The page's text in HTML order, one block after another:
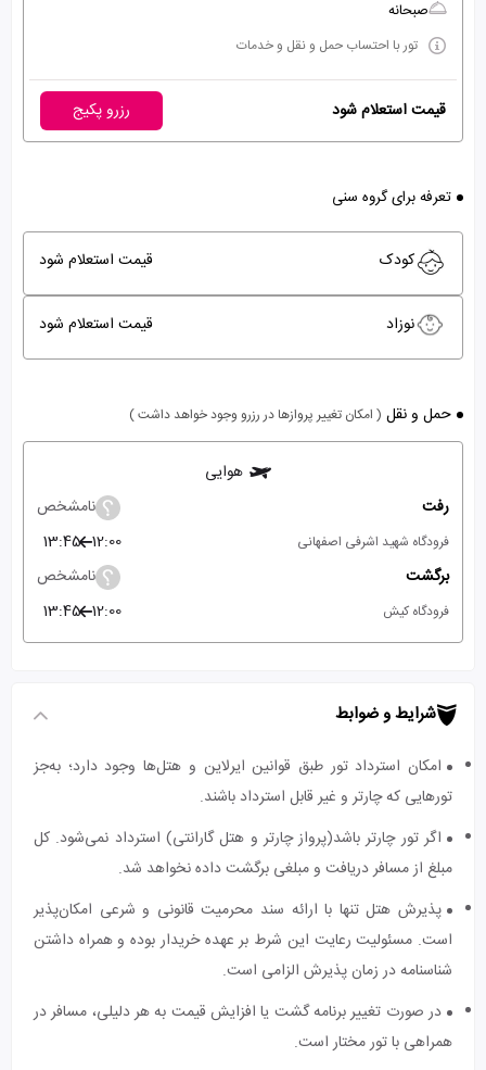
صبحانه
تور با احتساب حمل و نقل و خدمات
قیمت استعلام شود رزرو پکیج
تعرفه برای گروه سنی
کودک قیمت استعلام شود
نوزاد قیمت استعلام شود
حمل و نقل ( امکان تغییر پروازها در رزرو وجود خواهد داشت )
هوایی
رفت
نامشخص
فرودگاه شهید اشرفی اصفهانی 12:00
13:45
برگشت
نامشخص
فرودگاه کیش 12:00
13:45
شرایط و ضوابط
امکان استرداد تور طبق قوانین ایرلاین و هتل‌ها وجود دارد؛ به‌جز
تورهایی که چارتر و غیر قابل استرداد باشند.
اگر تور چارتر باشد(پرواز چارتر و هتل گارانتی) استرداد نمی‌شود. کل
مبلغ از مسافر دریافت و مبلغی برگشت داده نخواهد شد.
پذیرش هتل تنها با ارائه سند محرمیت قانونی و شرعی امکان‌پذیر
است. مسئولیت رعایت این شرط بر عهده خریدار بوده و همراه داشتن
شناسنامه در زمان پذیرش الزامی است.
در صورت تغییر برنامه گشت یا افزایش قیمت به هر دلیلی، مسافر در
همراهی با تور مختار است.